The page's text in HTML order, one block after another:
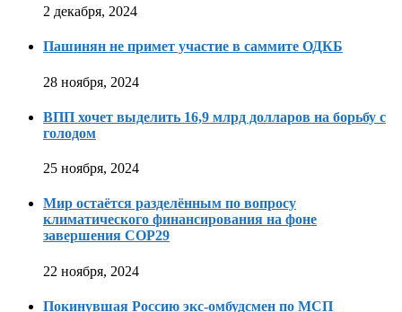
2 декабря, 2024
Пашинян не примет участие в саммите ОДКБ
28 ноября, 2024
ВПП хочет выделить 16,9 млрд долларов на борьбу с
голодом
25 ноября, 2024
Мир остаётся разделённым по вопросу
климатического финансирования на фоне
завершения COP29
22 ноября, 2024
Покинувшая Россию экс-омбудсмен по МСП